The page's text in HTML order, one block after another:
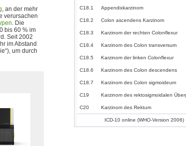
C18.1 Appendixkarzinom
C18.2 Colon ascendens Karzinom
C18.3 Karzinom der rechten Colonflexur
C18.4 Karzinom des Colon transversum
C18.5 Karzinom der linken Colonflexur
C18.6 Karzinom des Colon descendens
C18.7 Karzinom des Colon sigmoideum
C19 Karzinom des rektosigmoidalen
C20 Karzinom des Rektum
ICD-10 online (WHO-Version 2006)
, an der mehr
verursachen
. Die
bis 60 % im
Seit 2002
im Abstand
um durch